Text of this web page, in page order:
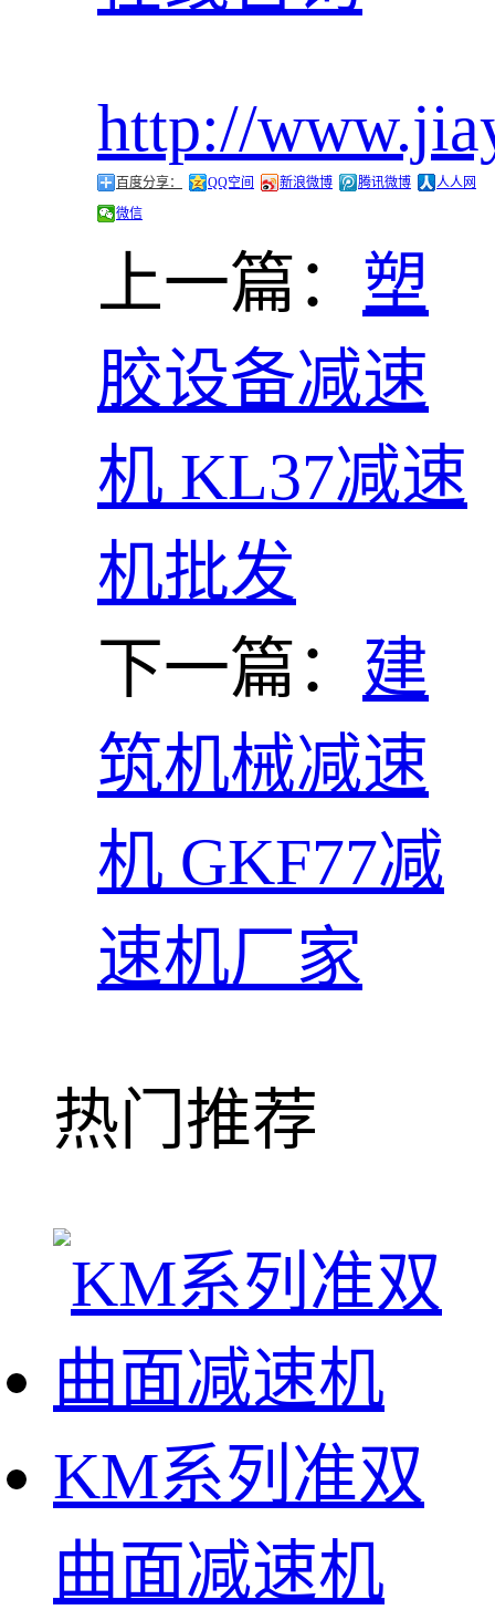
http://
百度分享： QQ空间 新浪微博 腾讯微博
人人网
微信
上一篇： 塑
胶设备减速
机 KL37减速
机批发
下一篇： 建
筑机械减速
机 GKF77减
速机厂家
热门推荐
KM系列准双
曲面减速机